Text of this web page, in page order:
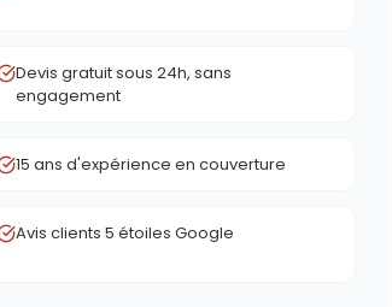
Devis gratuit sous 24h, sans
engagement
15 ans d'expérience en couverture
Avis clients 5 étoiles Google